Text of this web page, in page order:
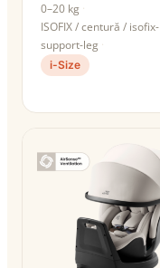
0–20 kg
ISOFIX / centură / isofix-
support-leg
i-Size